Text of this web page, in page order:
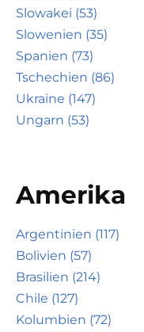
Slowakei (53)
Slowenien (35)
Spanien (73)
Tschechien (86)
Ukraine (147)
Ungarn (53)
Amerika
Argentinien (117)
Bolivien (57)
Brasilien (214)
Chile (127)
Kolumbien (72)